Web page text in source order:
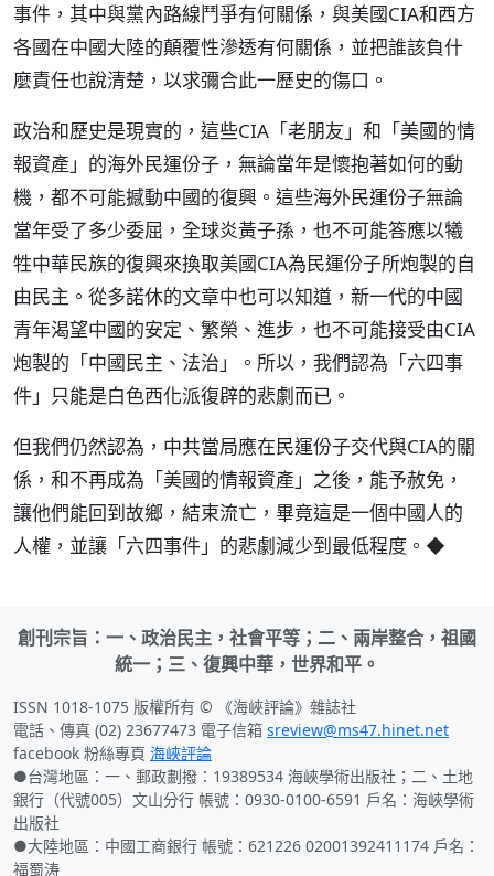
事件，其中與黨內路線鬥爭有何關係，與美國CIA和西方
各國在中國大陸的顛覆性滲透有何關係，並把誰該負什
麼責任也說清楚，以求彌合此一歷史的傷口。
政治和歷史是現實的，這些CIA「老朋友」和「美國的情
報資產」的海外民運份子，無論當年是懷抱著如何的動
機，都不可能撼動中國的復興。這些海外民運份子無論
當年受了多少委屈，全球炎黃子孫，也不可能答應以犧
牲中華民族的復興來換取美國CIA為民運份子所炮製的自
由民主。從多諾休的文章中也可以知道，新一代的中國
青年渴望中國的安定、繁榮、進步，也不可能接受由CIA
炮製的「中國民主、法治」。所以，我們認為「六四事
件」只能是白色西化派復辟的悲劇而已。
但我們仍然認為，中共當局應在民運份子交代與CIA的關
係，和不再成為「美國的情報資產」之後，能予赦免，
讓他們能回到故鄉，結束流亡，畢竟這是一個中國人的
人權，並讓「六四事件」的悲劇減少到最低程度。◆
創刊宗旨：一、政治民主，社會平等；二、兩岸整合，祖國
統一；三、復興中華，世界和平。
ISSN 1018-1075 版權所有 © 《海峽評論》雜誌社
電話、傳真 (02) 23677473 電子信箱 sreview@ms47.hinet.net
facebook 粉絲專頁 海峽評論
●台灣地區：一、郵政劃撥：19389534 海峽學術出版社；二、土地
銀行（代號005）文山分行 帳號：0930-0100-6591 戶名：海峽學術
出版社
●大陸地區：中國工商銀行 帳號：621226 02001392411174 戶名：
福蜀涛